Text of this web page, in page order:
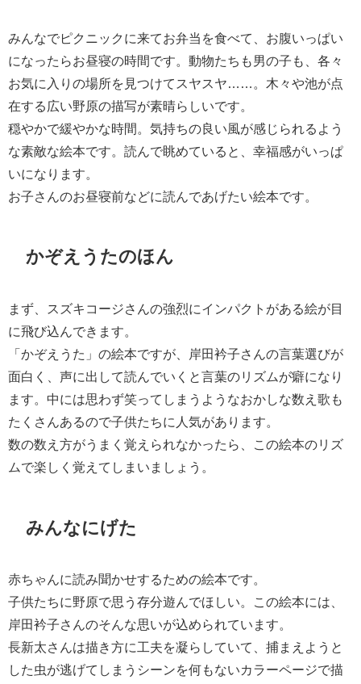
みんなでピクニックに来てお弁当を食べて、お腹いっぱい
になったらお昼寝の時間です。動物たちも男の子も、各々
お気に入りの場所を見つけてスヤスヤ……。木々や池が点
在する広い野原の描写が素晴らしいです。
穏やかで緩やかな時間。気持ちの良い風が感じられるよう
な素敵な絵本です。読んで眺めていると、幸福感がいっぱ
いになります。
お子さんのお昼寝前などに読んであげたい絵本です。
かぞえうたのほん
まず、スズキコージさんの強烈にインパクトがある絵が目
に飛び込んできます。
「かぞえうた」の絵本ですが、岸田衿子さんの言葉選びが
面白く、声に出して読んでいくと言葉のリズムが癖になり
ます。中には思わず笑ってしまうようなおかしな数え歌も
たくさんあるので子供たちに人気があります。
数の数え方がうまく覚えられなかったら、この絵本のリズ
ムで楽しく覚えてしまいましょう。
みんなにげた
赤ちゃんに読み聞かせするための絵本です。
子供たちに野原で思う存分遊んでほしい。この絵本には、
岸田衿子さんのそんな思いが込められています。
長新太さんは描き方に工夫を凝らしていて、捕まえようと
した虫が逃げてしまうシーンを何もないカラーページで描